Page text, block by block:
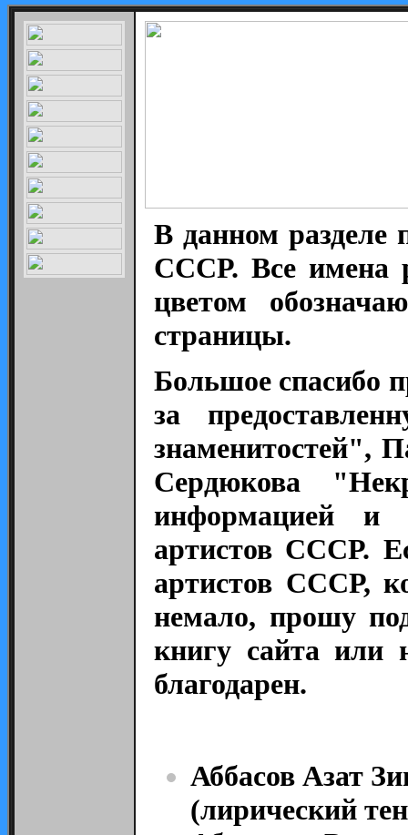
В данном разделе
СССР. Все имена
цветом
страницы.
Большое спасибо
за
знаменитостей",
Сердюкова
информацией и
артистов СССР.
артистов СССР,
немало, прошу
книгу сайта
благодарен.
Аббасов Азат
(лирический